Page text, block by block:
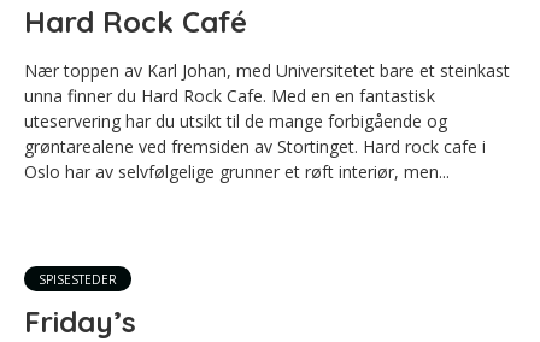
Hard Rock Café
Nær toppen av Karl Johan, med Universitetet bare et steinkast
unna finner du Hard Rock Cafe. Med en en fantastisk
uteservering har du utsikt til de mange forbigående og
grøntarealene ved fremsiden av Stortinget. Hard rock cafe i
Oslo har av selvfølgelige grunner et røft interiør, men...
SPISESTEDER
Friday’s